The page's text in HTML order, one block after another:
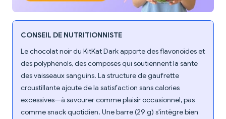
CONSEIL DE NUTRITIONNISTE
Le chocolat noir du KitKat Dark apporte des flavonoïdes et
des polyphénols, des composés qui soutiennent la santé
des vaisseaux sanguins. La structure de gaufrette
croustillante ajoute de la satisfaction sans calories
excessives—à savourer comme plaisir occasionnel, pas
comme snack quotidien. Une barre (29 g) s'intègre bien